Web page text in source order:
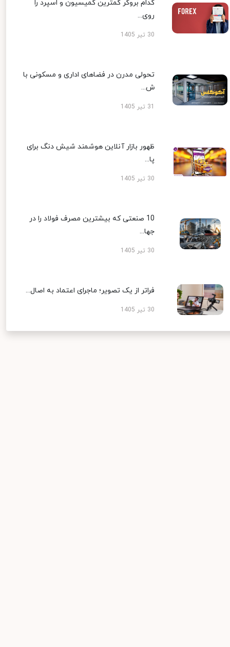
کدام بروکر کمترین کمیسیون و اسپرد را
روی...
30 تیر 1405
تحولی مدرن در فضاهای اداری و مسکونی با
ش...
ظهور بازار آنلاین هوشمند شیش دنگ برای
پا...
30 تیر 1405
10 صنعتی که بیشترین مصرف فولاد را در
جها...
30 تیر 1405
فراتر از یک تصویر؛ ماجرای اعتماد به اصال...
30 تیر 1405